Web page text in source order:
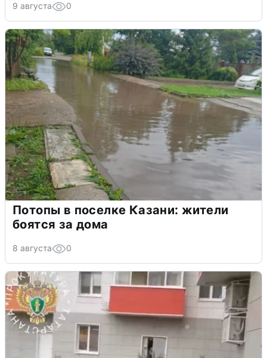
9 августа 0
Потопы в поселке Казани: жители
боятся за дома
8 августа 0